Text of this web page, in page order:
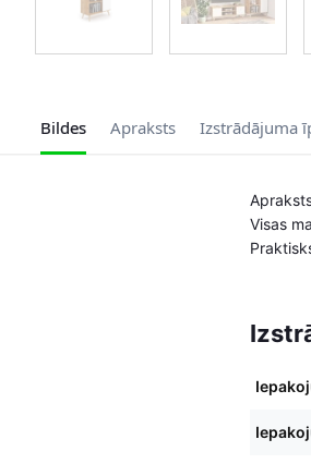
Bildes Apraksts Izstrādājuma
Visas